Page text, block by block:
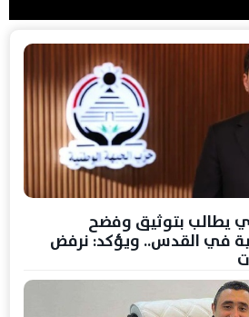
يطالب بتوثيق وفضح
في القدس.. ويؤكد: نرفض